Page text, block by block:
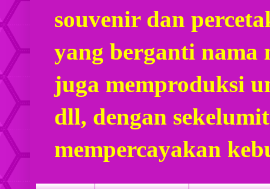
souvenir dan
yang berganti nama
juga memproduksi
dll, dengan
mempercayakan